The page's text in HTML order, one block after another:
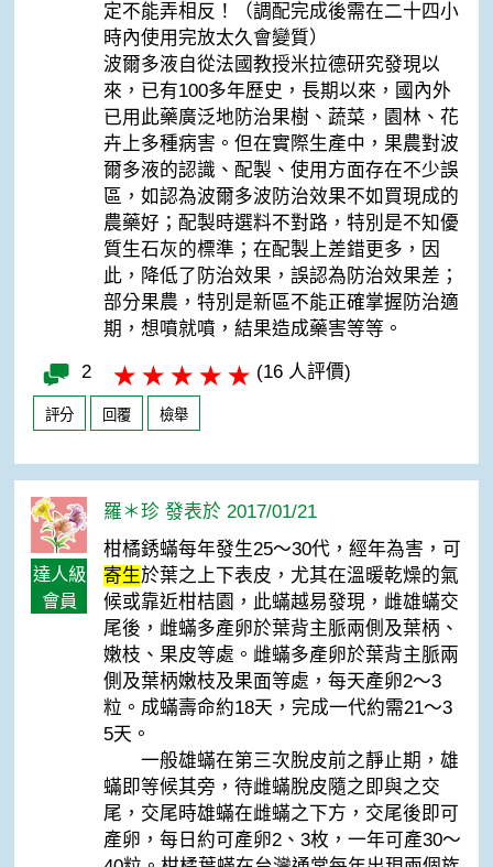
定不能弄相反！（調配完成後需在二十四小
時內使用完放太久會變質）
波爾多液自從法國教授米拉德研究發現以
來，已有100多年歷史，長期以來，國內外
已用此藥廣泛地防治果樹、蔬菜，園林、花
卉上多種病害。但在實際生產中，果農對波
爾多液的認識、配製、使用方面存在不少誤
區，如認為波爾多波防治效果不如買現成的
農藥好；配製時選料不對路，特別是不知優
質生石灰的標準；在配製上差錯更多，因
此，降低了防治效果，誤認為防治效果差；
部分果農，特別是新區不能正確掌握防治適
期，想噴就噴，結果造成藥害等等。
2 (16 人評價)
評分 回覆 檢舉
達人級
會員
羅＊珍 發表於 2017/01/21
柑橘銹蟎每年發生25～30代，經年為害，可
寄生於葉之上下表皮，尤其在溫暖乾燥的氣
候或靠近柑桔園，此蟎越易發現，雌雄蟎交
尾後，雌蟎多產卵於葉背主脈兩側及葉柄、
嫩枝、果皮等處。雌蟎多產卵於葉背主脈兩
側及葉柄嫩枝及果面等處，每天產卵2～3
粒。成蟎壽命約18天，完成一代約需21～3
5天。
一般雄蟎在第三次脫皮前之靜止期，雄
蟎即等候其旁，待雌蟎脫皮隨之即與之交
尾，交尾時雄蟎在雌蟎之下方，交尾後即可
產卵，每日約可產卵2、3枚，一年可產30～